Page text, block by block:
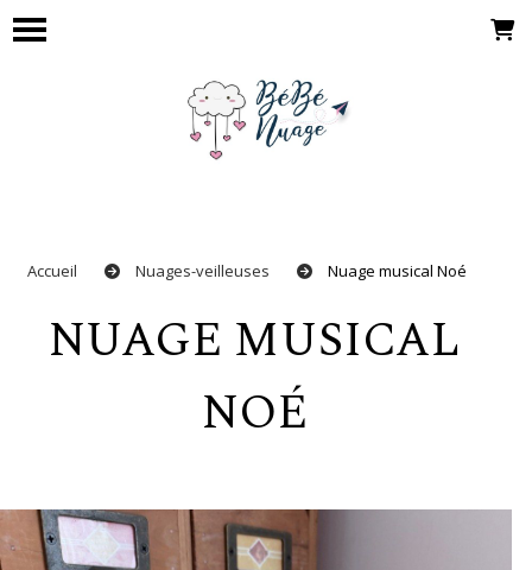
Accueil Nuages-veilleuses Nuage musical Noé
NUAGE MUSICAL
NOÉ